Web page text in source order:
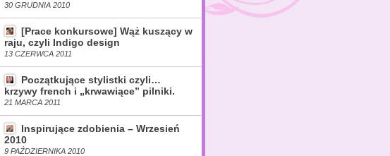
30 GRUDNIA 2010
[Prace konkursowe] Wąż kuszący w
raju, czyli Indigo design
13 CZERWCA 2011
Początkujące stylistki czyli…
krzywy french i „krwawiące” pilniki.
21 MARCA 2011
Inspirujące zdobienia – Wrzesień
2010
9 PAŹDZIERNIKA 2010